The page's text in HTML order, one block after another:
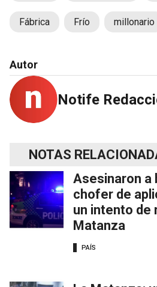
Fábrica Frío millonario
Autor
Notife
NOTAS
Asesinaron a
chofer de
un intento de
Matanza
PAÍS